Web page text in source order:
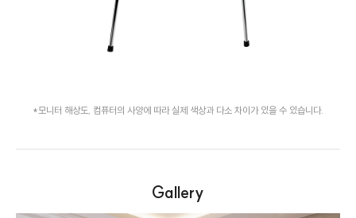
*모니터 해상도, 컴퓨터의 사양에 따라 실제 색상과 다소 차이가 있을 수 있습니다.
Gallery